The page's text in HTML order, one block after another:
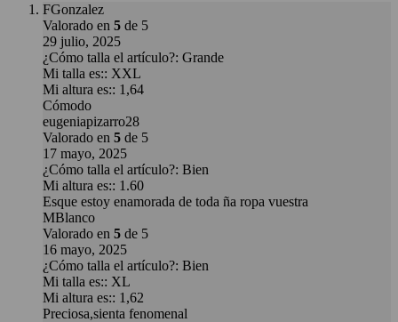
FGonzalez
Valorado en 5 de 5
29 julio, 2025
¿Cómo talla el artículo?: Grande
Mi talla es:: XXL
Mi altura es:: 1,64
Cómodo
eugeniapizarro28
Valorado en 5 de 5
17 mayo, 2025
¿Cómo talla el artículo?: Bien
Mi altura es:: 1.60
Esque estoy enamorada de toda ña ropa vuestra
MBlanco
Valorado en 5 de 5
16 mayo, 2025
¿Cómo talla el artículo?: Bien
Mi talla es:: XL
Mi altura es:: 1,62
Preciosa,sienta fenomenal